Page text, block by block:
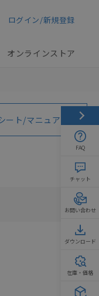
ログイン/新規登録
オンラインストア
ート/マニュアル
FAQ
チャット
お問い合わせ
ダウンロード
在庫・価格